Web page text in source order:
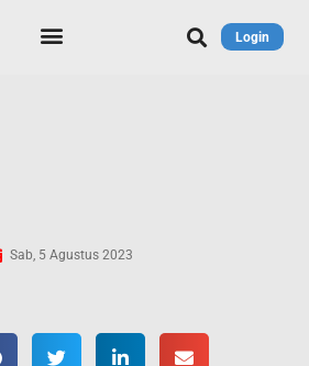
Login
Sab, 5 Agustus 2023